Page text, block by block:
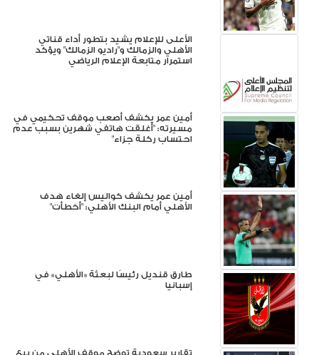
الأعلى للإعلام يشيد بتطور أداء قناتي
الأهلي والزمالك و"راديو الزمالك" ويؤكد
استمرار متابعة الإعلام الرياضي
أمين عمر يكشف أصعب موقف تحكيمي في
مسيرته: "أغلقت هاتفي شهرين بسبب عدم
احتساب ركلة جزاء"
أمين عمر يكشف كواليس إلغاء هدف
الأهلي أمام البنك الأهلي: "أخطأت"
طارق قنديل رئيسًا لبعثة «الأهلي» في
إسبانيا
تقارير سعودية توضح موقف الأهلي من بيع